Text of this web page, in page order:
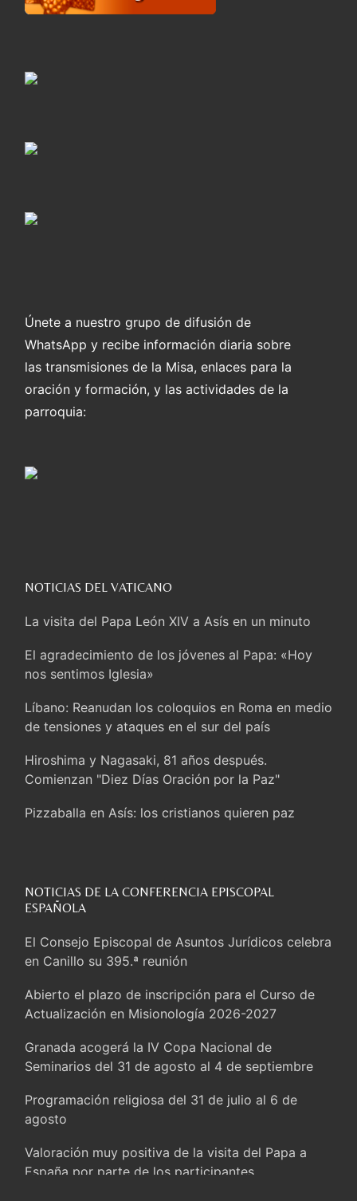
Únete a nuestro grupo de difusión de
WhatsApp y recibe información diaria sobre
las transmisiones de la Misa, enlaces para la
oración y formación, y las actividades de la
parroquia:
NOTICIAS DEL VATICANO
La visita del Papa León XIV a Asís en un minuto
El agradecimiento de los jóvenes al Papa: «Hoy
nos sentimos Iglesia»
Líbano: Reanudan los coloquios en Roma en medio
de tensiones y ataques en el sur del país
Hiroshima y Nagasaki, 81 años después.
Comienzan "Diez Días Oración por la Paz"
Pizzaballa en Asís: los cristianos quieren paz
León XIV: La revolución del Evangelio derriba los
muros que separan
La Iglesia en Ceuta: caridad y esperanza frente al
drama migratorio
La visita del Papa a Perú será un tiempo de gracia
reconciliación y esperanza
Cardenal Rossi: “La llegada del Papa León a
Argentina es un homenaje a Francisco”
En Asís, León XIV invita a los jóvenes a «construir
la civilización del amor»
El cardenal Parolin en México: Toda la sociedad
NOTICIAS DE LA CONFERENCIA EPISCOPAL
ESPAÑOLA
El Consejo Episcopal de Asuntos Jurídicos celebra
en Canillo su 395.ª reunión
Abierto el plazo de inscripción para el Curso de
Actualización en Misionología 2026-2027
Granada acogerá la IV Copa Nacional de
Seminarios del 31 de agosto al 4 de septiembre
Programación religiosa del 31 de julio al 6 de
agosto
Valoración muy positiva de la visita del Papa a
España por parte de los participantes